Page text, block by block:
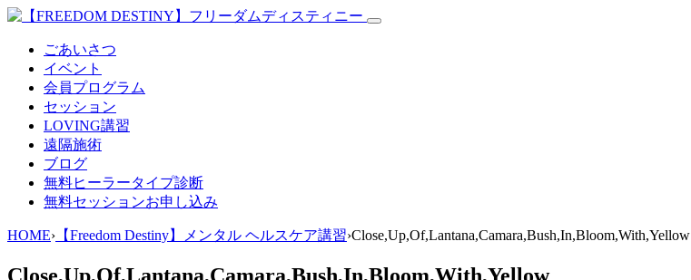
ごあいさつ
イベント
会員プログラム
セッション
LOVING講習
遠隔施術
ブログ
無料ヒーラータイプ診断
無料セッションお申し込み
HOME› 【Freedom Destiny】メンタル ヘルスケア講習›Close,Up,Of,Lantana,Camara,Bush,In,Bloom,With,Yellow